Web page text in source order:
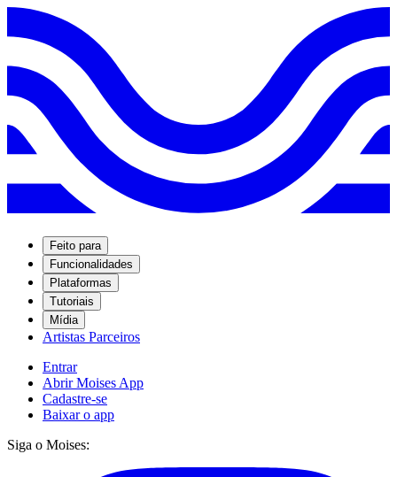
Feito para
Funcionalidades
Plataformas
Tutoriais
Mídia
Artistas Parceiros
Entrar
Abrir Moises App
Cadastre-se
Baixar o app
Siga o Moises: